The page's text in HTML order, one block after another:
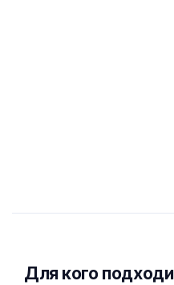
Для кого